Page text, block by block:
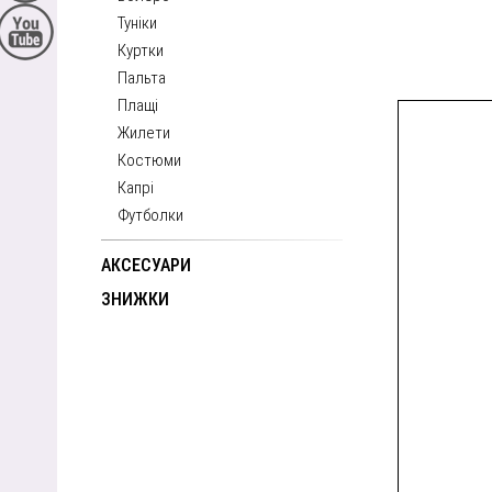
Туніки
Куртки
Пальта
Плащі
Жилети
Костюми
Капрі
Футболки
АКСЕСУАРИ
ЗНИЖКИ